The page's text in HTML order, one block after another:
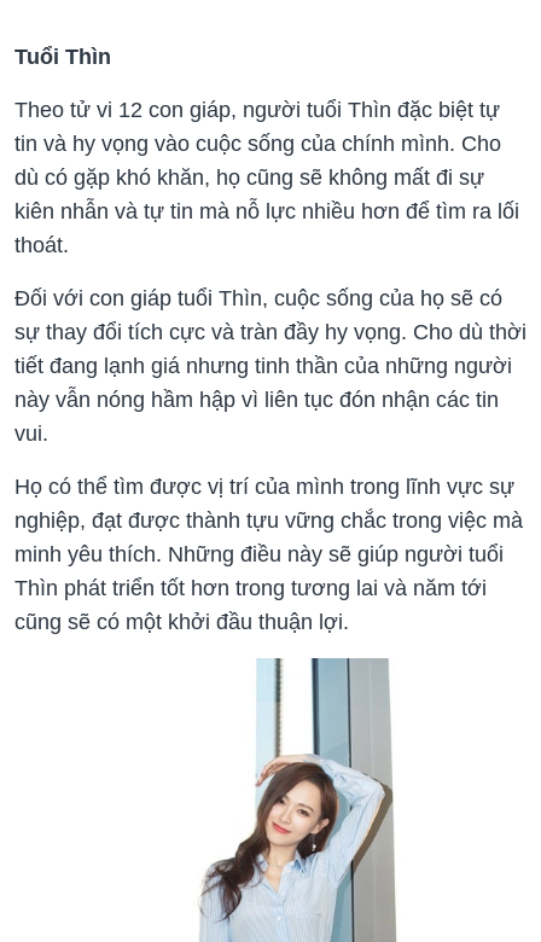
Tuổi Thìn
Theo tử vi 12 con giáp, người tuổi Thìn đặc biệt tự
tin và hy vọng vào cuộc sống của chính mình. Cho
dù có gặp khó khăn, họ cũng sẽ không mất đi sự
kiên nhẫn và tự tin mà nỗ lực nhiều hơn để tìm ra lối
thoát.
Đối với con giáp tuổi Thìn, cuộc sống của họ sẽ có
sự thay đổi tích cực và tràn đầy hy vọng. Cho dù thời
tiết đang lạnh giá nhưng tinh thần của những người
này vẫn nóng hầm hập vì liên tục đón nhận các tin
vui.
Họ có thể tìm được vị trí của mình trong lĩnh vực sự
nghiệp, đạt được thành tựu vững chắc trong việc mà
minh yêu thích. Những điều này sẽ giúp người tuổi
Thìn phát triển tốt hơn trong tương lai và năm tới
cũng sẽ có một khởi đầu thuận lợi.